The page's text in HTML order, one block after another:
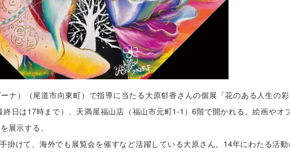
ナ）（尾道市向東町）で指導に当たる大原郁香さんの個展「花のある人生の彩
日は17時まで）、天満屋福山店（福山市元町1-1）6階で開かれる。絵画やオ
展示する。
掛けて、海外でも展覧会を催すなど活躍している大原さん。14年にわたる活